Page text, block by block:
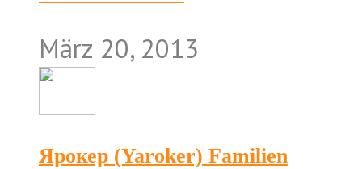
März 20, 2013
Ярокер (Yaroker) Familien